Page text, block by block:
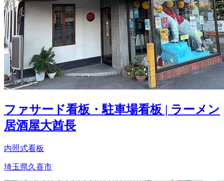
ファサード看板・駐車場看板 | ラーメン
居酒屋大酋長
内照式看板
埼玉県久喜市